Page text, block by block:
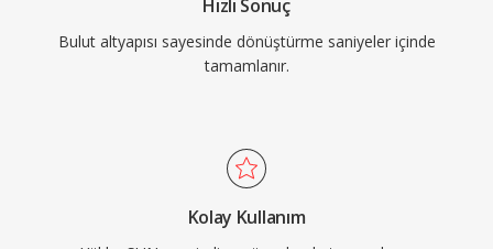
Hızlı Sonuç
Bulut altyapısı sayesinde dönüştürme saniyeler içinde
tamamlanır.
Kolay Kullanım